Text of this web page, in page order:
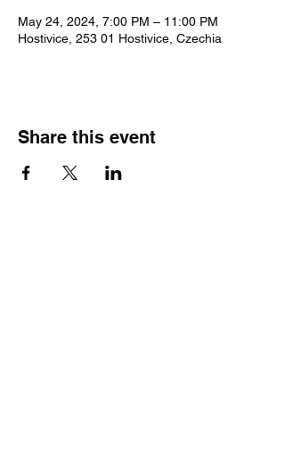
May 24, 2024, 7:00 PM – 11:00 PM
Hostivice, 253 01 Hostivice, Czechia
Share this event